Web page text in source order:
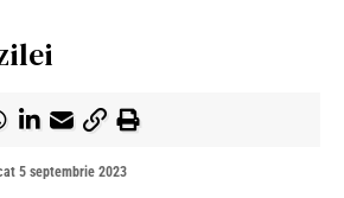
5 septembrie 2023